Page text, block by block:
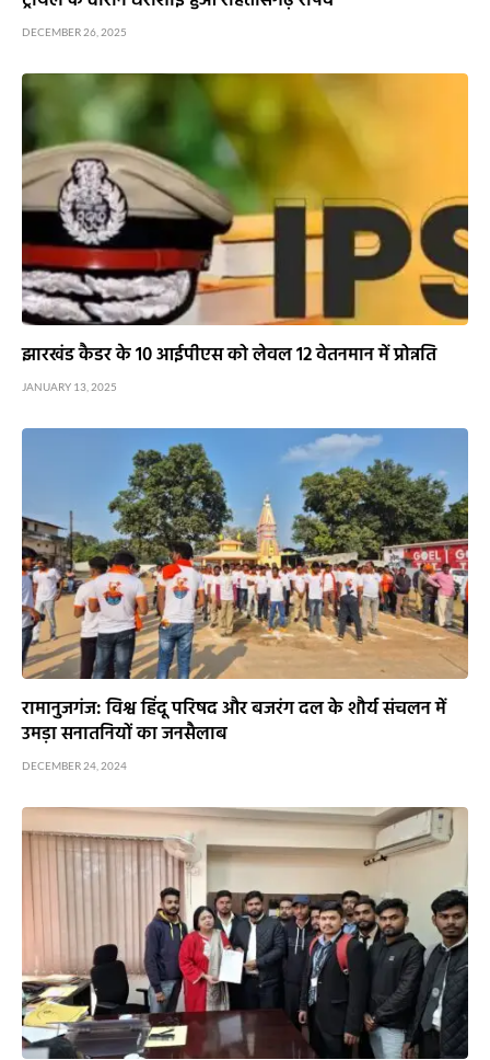
DECEMBER 26, 2025
झारखंड कैडर के 10 आईपीएस को लेवल 12 वेतनमान में प्रोन्नति
JANUARY 13, 2025
रामानुजगंज: विश्व हिंदू परिषद और बजरंग दल के शौर्य संचलन में
उमड़ा सनातनियों का जनसैलाब
DECEMBER 24, 2024